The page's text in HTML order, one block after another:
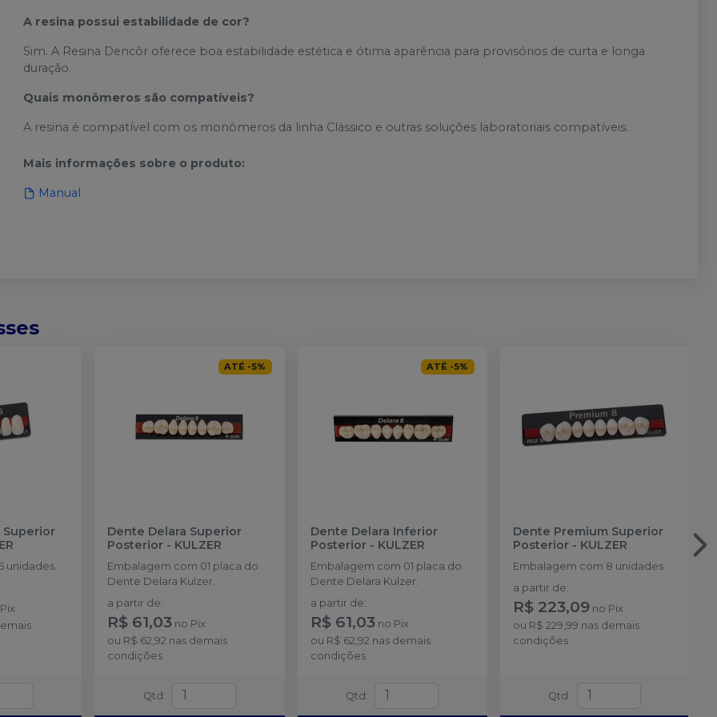
A resina possui estabilidade de cor?
Sim. A Resina Dencôr oferece boa estabilidade estética e ótima aparência para provisórios de curta e longa
duração.
Quais monômeros são compatíveis?
A resina é compatível com os monômeros da linha Clássico e outras soluções laboratoriais compatíveis.
Mais informações sobre o produto:
Manual
Superior
unidades.
Pix
ATÉ -5%
Dente Delara Superior
Posterior - KULZER
Embalagem com 01 placa do
Dente Delara Kulzer.
a partir de:
R$ 61,03 no Pix
ou R$ 62,92 nas demais
condições
Qtd :
ATÉ -5%
Dente Delara Inferior
Posterior - KULZER
Embalagem com 01 placa do
Dente Delara Kulzer.
a partir de:
R$ 61,03 no Pix
ou R$ 62,92 nas demais
condições
Qtd :
Dente Premium Superior
Posterior- KULZER
Embalagem com 8 unidades.
a partir de:
R$ 223,09 no Pix
ou R$ 229,99 nas demais
condições
Qtd :